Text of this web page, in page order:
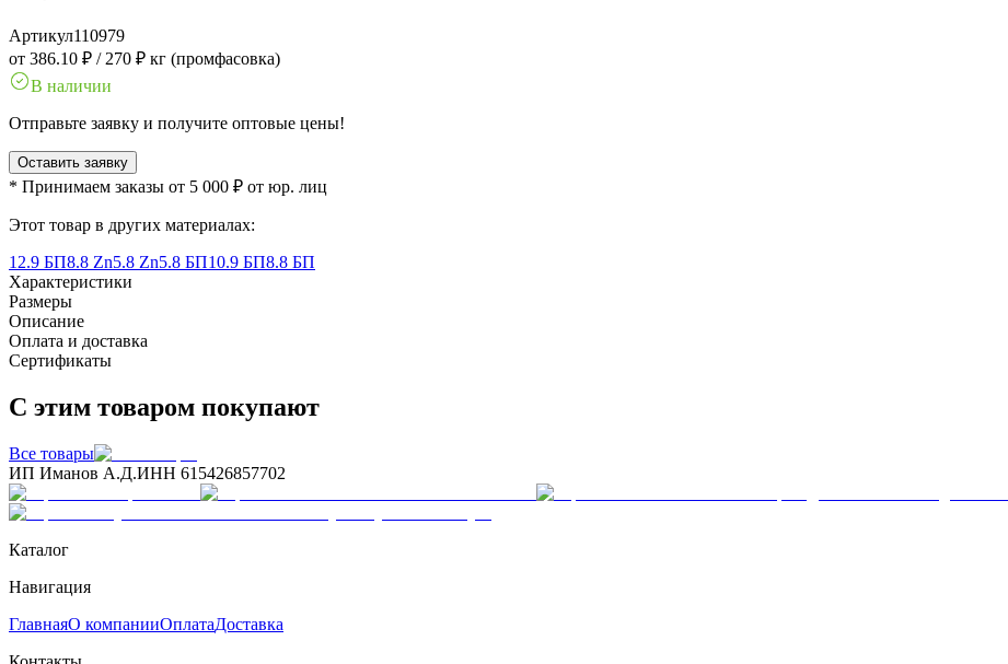
Артикул110979
от 386.10 ₽ / 270 ₽ кг (промфасовка)
В наличии
Отправьте заявку и получите оптовые цены!
Оставить заявку
* Принимаем заказы от 5 000 ₽ от юр. лиц
Этот товар в других материалах:
12.9 БП8.8 Zn5.8 Zn5.8 БП10.9 БП8.8 БП
Характеристики
Размеры
Описание
Оплата и доставка
Сертификаты
С этим товаром покупают
Все товары
ИП Иманов А.Д.ИНН 615426857702
Каталог
Навигация
ГлавнаяО компанииОплатаДоставка